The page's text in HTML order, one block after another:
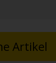
Artikel